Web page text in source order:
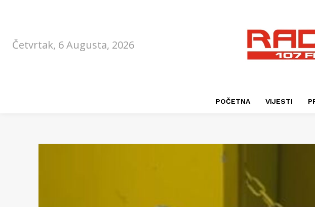
Četvrtak, 6 Augusta, 2026
POČETNA VIJESTI